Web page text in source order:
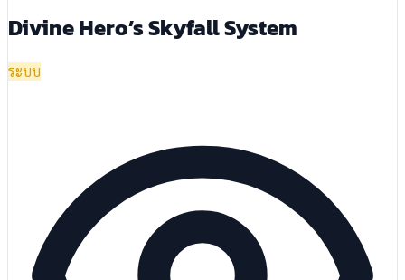
Divine Hero’s Skyfall System
ระบบ